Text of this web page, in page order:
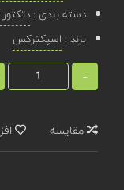
دسته بندی :
برند : اسپکترکس
-
مقایسه